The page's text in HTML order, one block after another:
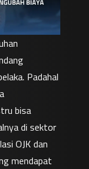
Padahal
bisa
di sektor
OJK dan
mendapat